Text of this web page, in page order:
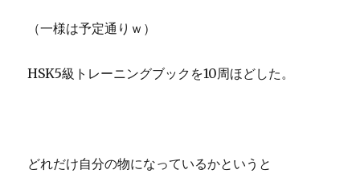
（一様は予定通りｗ）
HSK5級トレーニングブックを10周ほどした。
どれだけ自分の物になっているかというと